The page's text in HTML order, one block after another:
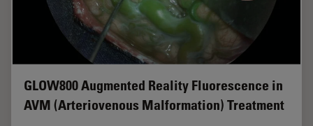
GLOW800 Augmented Reality Fluorescence in
AVM (Arteriovenous Malformation) Treatment